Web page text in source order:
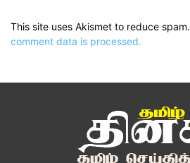
This site uses Akismet to reduce spam.
comment data is processed.